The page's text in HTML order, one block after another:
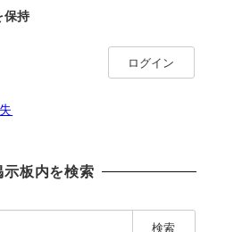
保持
ログイン
示板内を検索